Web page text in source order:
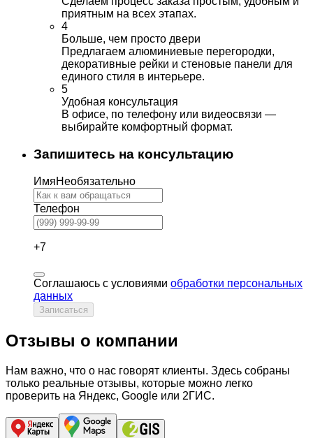
приятным на всех этапах.
4
Больше, чем просто двери
Предлагаем алюминиевые перегородки,
декоративные рейки и стеновые панели для
единого стиля в интерьере.
5
Удобная консультация
В офисе, по телефону или видеосвязи —
выбирайте комфортный формат.
Запишитесь на консультацию
ИмяНеобязательно
Телефон
+7
Соглашаюсь с условиями обработки персональных
данных
Записаться
Отзывы о компании
Нам важно, что о нас говорят клиенты. Здесь собраны
только реальные отзывы, которые можно легко
проверить на Яндекс, Google или 2ГИС.